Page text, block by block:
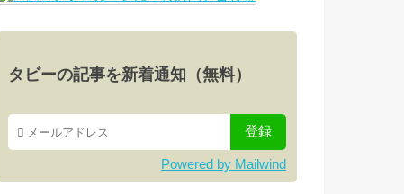
タビーの記事を新着通知（無料）
Powered by Mailwind